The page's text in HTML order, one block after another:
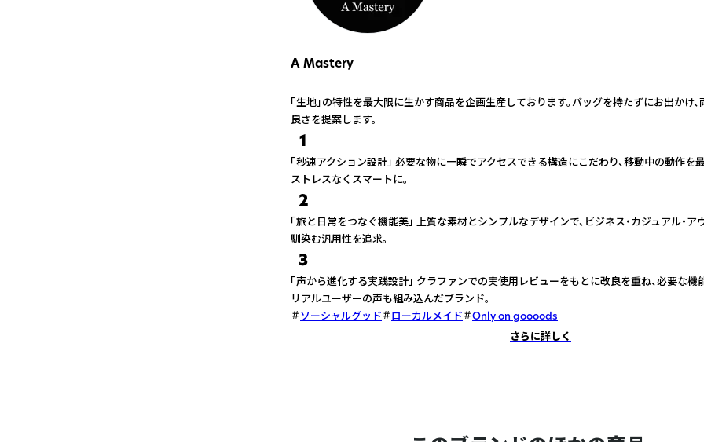
A Mastery
「生地」の特性を最大限に生かす商品を企画生産しております。バッグを持たずにお出かけ
良さを提案します。
1
「秒速アクション設計」 必要な物に一瞬でアクセスできる構造にこだわり、移動中の動作を
ストレスなくスマートに。
2
「旅と日常をつなぐ機能美」 上質な素材とシンプルなデザインで、ビジネス・カジュアル・ア
馴染む汎用性を追求。
3
「声から進化する実践設計」 クラファンでの実使用レビューをもとに改良を重ね、必要な
リアルユーザーの声も組み込んだブランド。
ソーシャルグッド
ローカルメイド
Only on goooods
さらに詳しく